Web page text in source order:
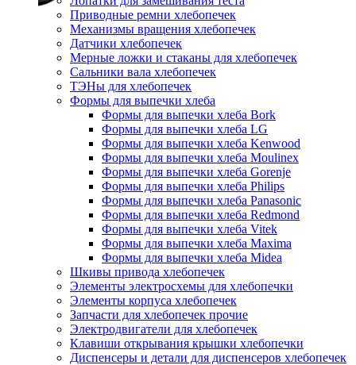
Приводные ремни хлебопечек
Механизмы вращения хлебопечек
Датчики хлебопечек
Мерные ложки и стаканы для хлебопечек
Сальники вала хлебопечек
ТЭНы для хлебопечек
Формы для выпечки хлеба
Формы для выпечки хлеба Bork
Формы для выпечки хлеба LG
Формы для выпечки хлеба Kenwood
Формы для выпечки хлеба Moulinex
Формы для выпечки хлеба Gorenje
Формы для выпечки хлеба Philips
Формы для выпечки хлеба Panasonic
Формы для выпечки хлеба Redmond
Формы для выпечки хлеба Vitek
Формы для выпечки хлеба Maxima
Формы для выпечки хлеба Midea
Шкивы привода хлебопечек
Элементы электросхемы для хлебопечки
Элементы корпуса хлебопечек
Запчасти для хлебопечек прочие
Электродвигатели для хлебопечек
Клавиши открывания крышки хлебопечки
Диспенсеры и детали для диспенсеров хлебопечек